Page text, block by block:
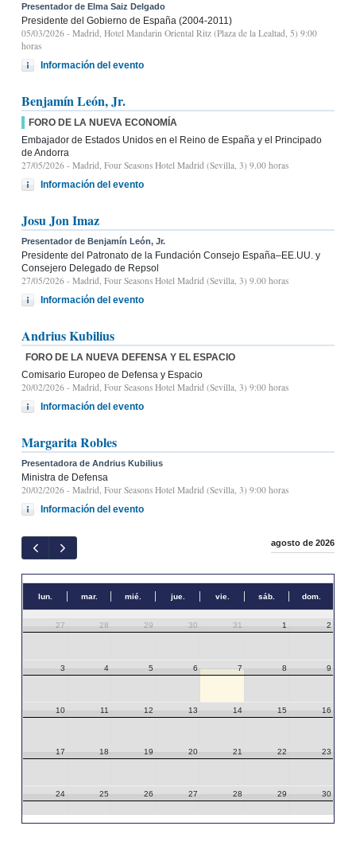
Presentador de Elma Saiz Delgado
Presidente del Gobierno de España (2004-2011)
05/03/2026 - Madrid, Hotel Mandarin Oriental Ritz (Plaza de la Lealtad, 5) 9:00
horas
Información del evento
Benjamín León, Jr.
FORO DE LA NUEVA ECONOMÍA
Embajador de Estados Unidos en el Reino de España y el Principado
de Andorra
27/05/2026 - Madrid, Four Seasons Hotel Madrid (Sevilla, 3) 9.00 horas
Información del evento
Josu Jon Imaz
Presentador de Benjamín León, Jr.
Presidente del Patronato de la Fundación Consejo España–EE.UU. y
Consejero Delegado de Repsol
27/05/2026 - Madrid, Four Seasons Hotel Madrid (Sevilla, 3) 9.00 horas
Información del evento
Andrius Kubilius
FORO DE LA NUEVA DEFENSA Y EL ESPACIO
Comisario Europeo de Defensa y Espacio
20/02/2026 - Madrid, Four Seasons Hotel Madrid (Sevilla, 3) 9:00 horas
Información del evento
Margarita Robles
Presentadora de Andrius Kubilius
Ministra de Defensa
20/02/2026 - Madrid, Four Seasons Hotel Madrid (Sevilla, 3) 9:00 horas
Información del evento
agosto de 2026
lun. mar. mié. jue. vie. sáb. dom.
27 28 29 30 31 1 2
3 4 5 6 7 8 9
10 11 12 13 14 15 16
17 18 19 20 21 22 23
24 25 26 27 28 29 30